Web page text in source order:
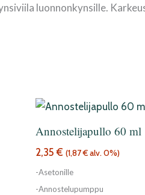
luonnonkynsille.
Annostelijapullo 60 ml
2,35€ (1,87€alv. 0%)
-Asetonille
-Annostelupumppu